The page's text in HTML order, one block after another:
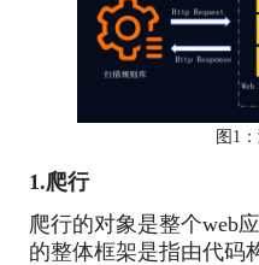
图1
1.爬行
爬行的对象是整个web
的整体框架是指由代码